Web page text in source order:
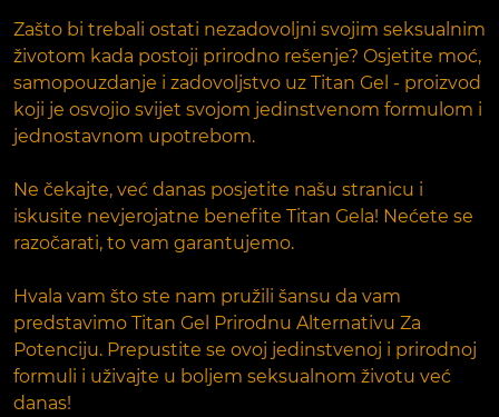
Zašto bi trebali ostati nezadovoljni svojim seksualnim
životom kada postoji prirodno rešenje? Osjetite moć,
samopouzdanje i zadovoljstvo uz Titan Gel - proizvod
koji je osvojio svijet svojom jedinstvenom formulom i
jednostavnom upotrebom.
Ne čekajte, već danas posjetite našu stranicu i
iskusite nevjerojatne benefite Titan Gela! Nećete se
razočarati, to vam garantujemo.
Hvala vam što ste nam pružili šansu da vam
predstavimo Titan Gel Prirodnu Alternativu Za
Potenciju. Prepustite se ovoj jedinstvenoj i prirodnoj
formuli i uživajte u boljem seksualnom životu već
danas!